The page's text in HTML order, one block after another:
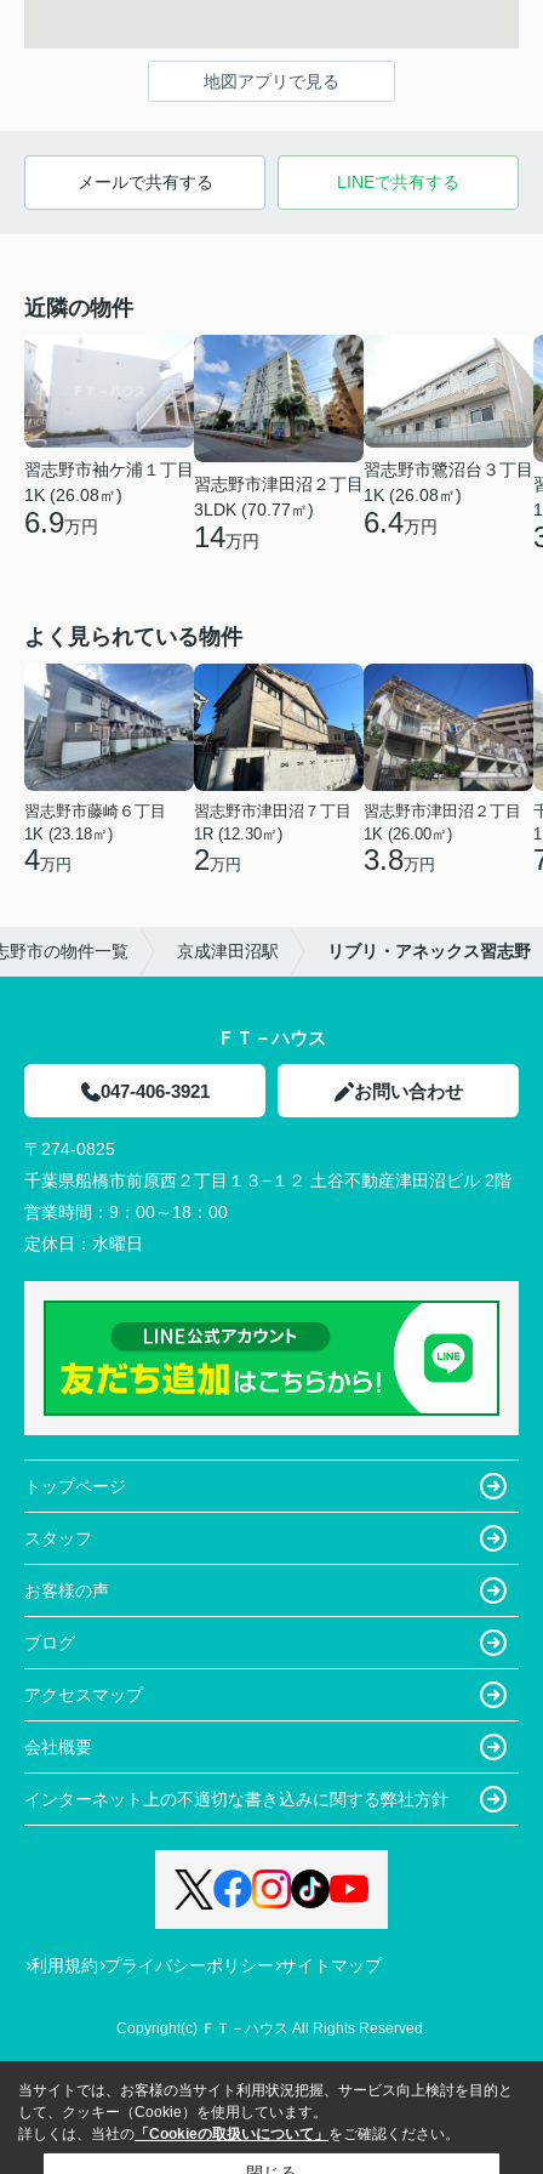
地図アプリで見る
メールで共有する LINEで共有する
近隣の物件
習志野市袖ケ浦１丁目
1K (26.08㎡)
6.9万円
習志野市津田沼２丁目
3LDK (70.77㎡)
14万円
習志野市鷺沼台３丁目
1K (26.08㎡)
6.4万円
よく見られている物件
習志野市藤崎６丁目
1K (23.18㎡)
4万円
習志野市津田沼７丁目
1R (12.30㎡)
2万円
習志野市津田沼２丁目
1K (26.00㎡)
3.8万円
野市の物件一覧 京成津田沼駅 リブリ・アネックス習志野
ＦＴ－ハウス
047-406-3921 お問い合わせ
〒274-0825
千葉県船橋市前原西２丁目１３−１２ 土谷不動産津田沼ビル 2階
営業時間： 9：00～18：00
定休日： 水曜日
トップページ
スタッフ
お客様の声
ブログ
アクセスマップ
会社概要
インターネット上の不適切な書き込みに関する弊社方針
利用規約 プライバシーポリシー サイトマップ
Copyright(c) ＦＴ－ハウス All Rights Reserved.
当サイトでは、お客様の当サイト利用状況把握、サービス向上検討を目的と
して、クッキー（Cookie）を使用しています。
詳しくは、当社の 「Cookieの取扱いについて」 をご確認ください。